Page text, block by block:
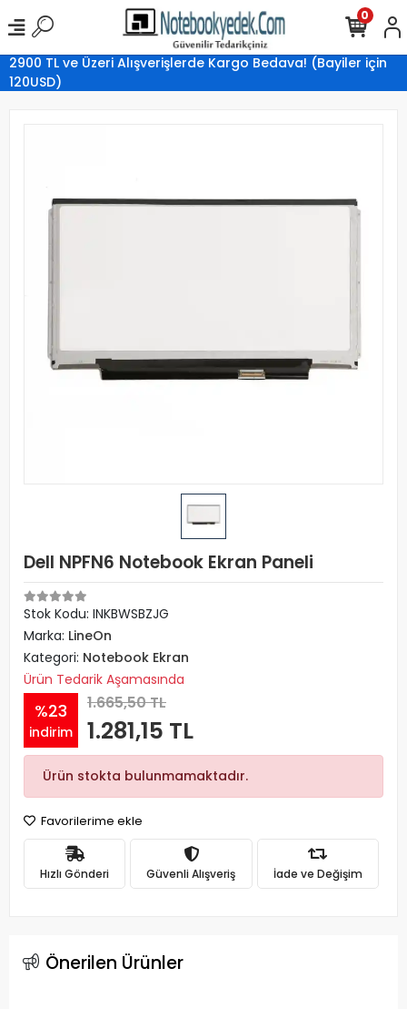
2900 TL ve Üzeri Alışverişlerde Kargo Bedava! (Bayiler için
120USD)
0
Dell NPFN6 Notebook Ekran Paneli
Stok Kodu: INKBWSBZJG
Marka: LineOn
Kategori: Notebook Ekran
Ürün Tedarik Aşamasında
%23
indirim
1.665,50 TL
1.281,15 TL
Ürün stokta bulunmamaktadır.
Favorilerime ekle
Hızlı Gönderi Güvenli Alışveriş İade ve Değişim
Önerilen Ürünler